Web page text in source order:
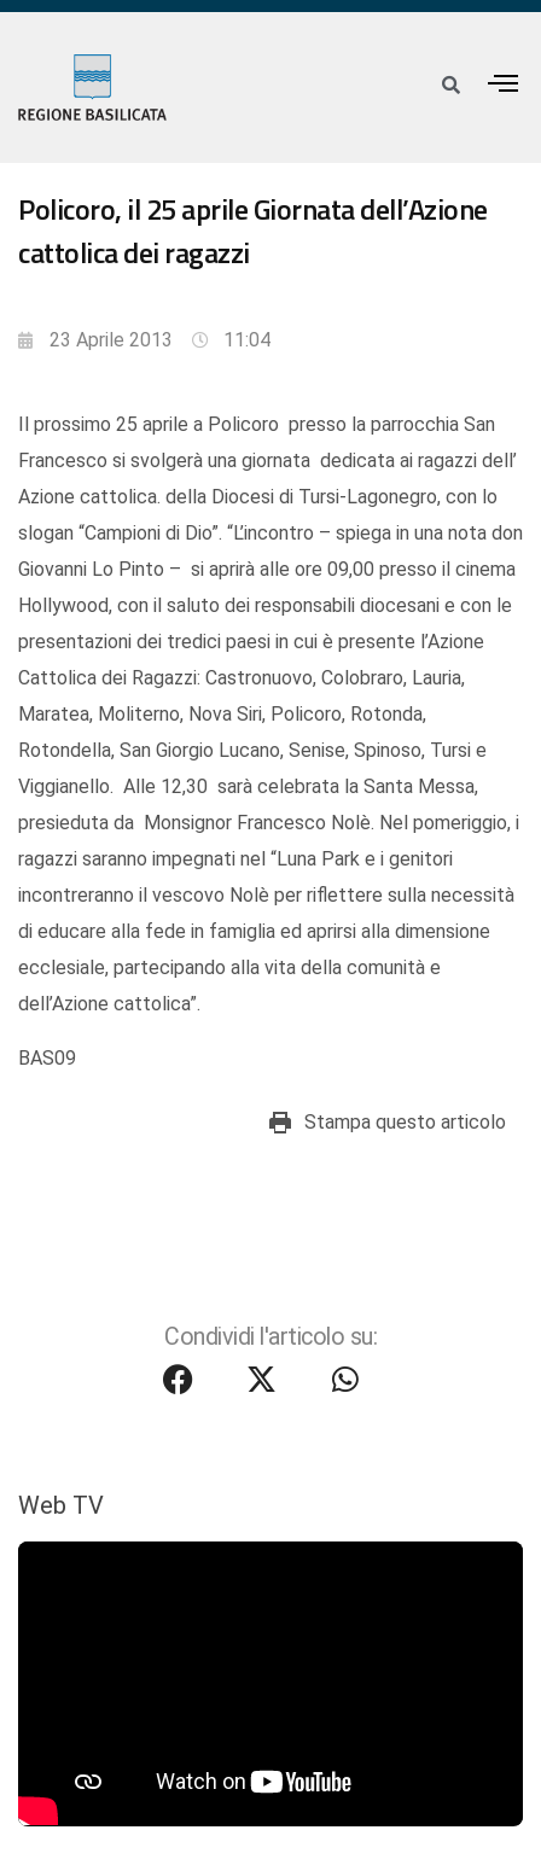
Policoro, il 25 aprile Giornata dell’Azione
cattolica dei ragazzi
23 Aprile 2013 11:04
Il prossimo 25 aprile a Policoro presso la parrocchia San
Francesco si svolgerà una giornata dedicata ai ragazzi dell’
Azione cattolica. della Diocesi di Tursi-Lagonegro, con lo
slogan “Campioni di Dio”. “L’incontro – spiega in una nota don
Giovanni Lo Pinto – si aprirà alle ore 09,00 presso il cinema
Hollywood, con il saluto dei responsabili diocesani e con le
presentazioni dei tredici paesi in cui è presente l’Azione
Cattolica dei Ragazzi: Castronuovo, Colobraro, Lauria,
Maratea, Moliterno, Nova Siri, Policoro, Rotonda,
Rotondella, San Giorgio Lucano, Senise, Spinoso, Tursi e
Viggianello. Alle 12,30 sarà celebrata la Santa Messa,
presieduta da Monsignor Francesco Nolè. Nel pomeriggio, i
ragazzi saranno impegnati nel “Luna Park e i genitori
incontreranno il vescovo Nolè per riflettere sulla necessità
di educare alla fede in famiglia ed aprirsi alla dimensione
ecclesiale, partecipando alla vita della comunità e
dell’Azione cattolica”.
BAS09
Stampa questo articolo
Condividi l'articolo su:
Web TV